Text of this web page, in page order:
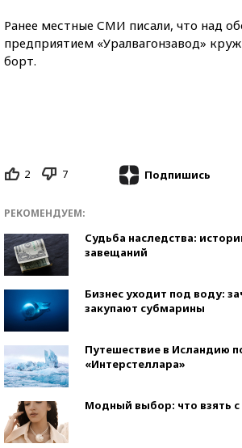
Ранее местные СМИ писали, что над
предприятием «Уралвагонзавод»
борт.
2 7 Подпишись
РЕКОМЕНДУЕМ:
Судьба наследства:
завещаний
Бизнес уходит под воду:
закупают субмарины
Путешествие в Исландию
«Интерстеллара»
Модный выбор: что взять с